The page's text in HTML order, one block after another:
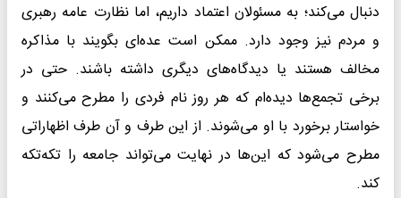
دنبال می‌کند؛ به مسئولان اعتماد داریم، اما نظارت عامه رهبری
و مردم نیز وجود دارد. ممکن است عده‌ای بگویند با مذاکره
مخالف هستند یا دیدگاه‌های دیگری داشته باشند. حتی در
برخی تجمع‌ها دیده‌ام که هر روز نام فردی را مطرح می‌کنند و
خواستار برخورد با او می‌شوند. از این طرف و آن طرف اظهاراتی
مطرح می‌شود که این‌ها در نهایت می‌تواند جامعه را تکه‌تکه
کند.